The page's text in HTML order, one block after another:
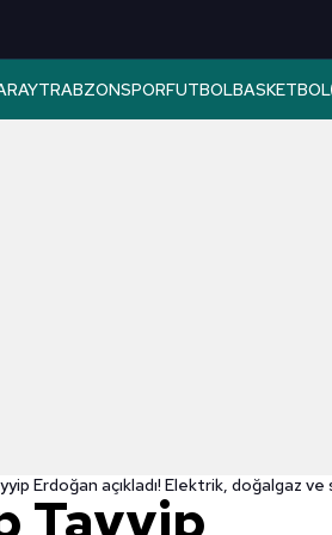
TRABZONSPORFUTBOLBASKETBOL
Tayyip